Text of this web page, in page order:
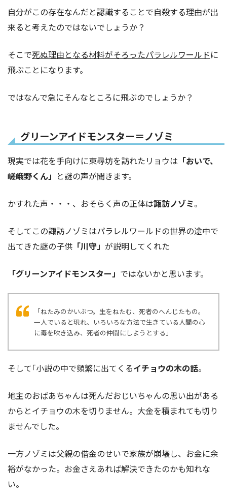
自分がこの存在なんだと認識することで自殺する理由が出
来ると考えたのではないでしょうか？
そこで死ぬ理由となる材料がそろったパラレルワールドに
飛ぶことになります。
ではなんで急にそんなところに飛ぶのでしょうか？
グリーンアイドモンスター＝ノゾミ
現実では花を手向けに東尋坊を訪れたリョウは 「おいで、
嵯峨野くん」 と謎の声が聞きます。
かすれた声・・・、おそらく声の正体は諏訪ノゾミ。
そしてこの諏訪ノゾミはパラレルワールドの世界の途中で
出てきた謎の子供 「川守」 が説明してくれた
「グリーンアイドモンスター」 ではないかと思います。
「ねたみのかいぶつ。生をねたむ、死者のへんじたもの。
一人でいると現れ、いろいろな方法で生きている人間の心
に毒を吹き込み、死者の仲間にしようとする」
そして｢小説の中で頻繁に出てくるイチョウの木の話。
地主のおばあちゃんは死んだおじいちゃんの思い出がある
からとイチョウの木を切りません。大金を積まれても切り
ませんでした。
一方ノゾミは父親の借金のせいで家族が崩壊し、お金に余
裕がなかった。お金さえあれば解決できたのかも知れな
い。